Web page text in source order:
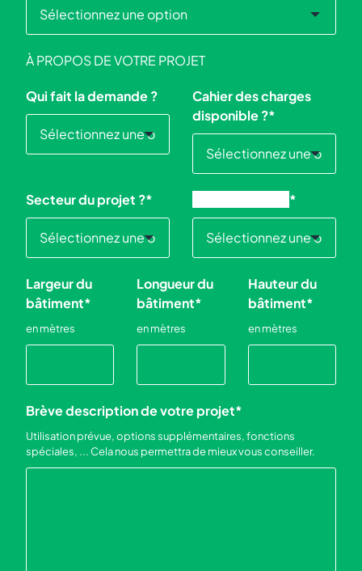
À PROPOS DE VOTRE PROJET
Qui fait la demande ?
Cahier des charges
disponible ?*
Secteur du projet ?* *
Largeur du
bâtiment*
en mètres
Longueur du
bâtiment*
en mètres
Hauteur du
bâtiment*
en mètres
Brève description de votre projet*
Utilisation prévue, options supplémentaires, fonctions
spéciales, ... Cela nous permettra de mieux vous conseiller.